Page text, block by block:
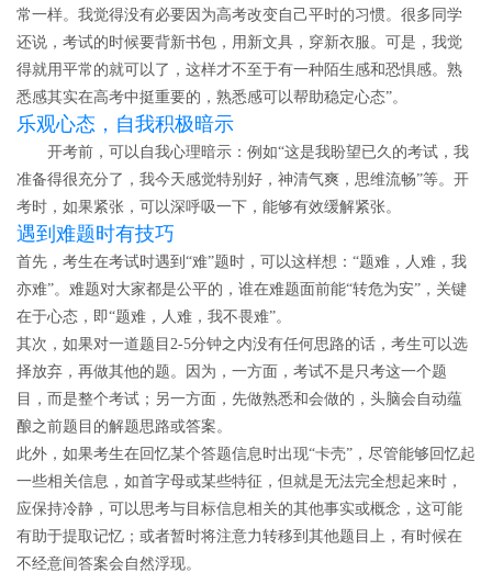
常一样。我觉得没有必要因为高考改变自己平时的习惯。很多同学
还说，考试的时候要背新书包，用新文具，穿新衣服。可是，我觉
得就用平常的就可以了，这样才不至于有一种陌生感和恐惧感。熟
悉感其实在高考中挺重要的，熟悉感可以帮助稳定心态”。
乐观心态，自我积极暗示
开考前，可以自我心理暗示：例如“这是我盼望已久的考试，我
准备得很充分了，我今天感觉特别好，神清气爽，思维流畅”等。开
考时，如果紧张，可以深呼吸一下，能够有效缓解紧张。
遇到难题时有技巧
首先，考生在考试时遇到“难”题时，可以这样想：“题难，人难，我
亦难”。难题对大家都是公平的，谁在难题面前能“转危为安”，关键
在于心态，即“题难，人难，我不畏难”。
其次，如果对一道题目2-5分钟之内没有任何思路的话，考生可以选
择放弃，再做其他的题。因为，一方面，考试不是只考这一个题
目，而是整个考试；另一方面，先做熟悉和会做的，头脑会自动蕴
酿之前题目的解题思路或答案。
此外，如果考生在回忆某个答题信息时出现“卡壳”，尽管能够回忆起
一些相关信息，如首字母或某些特征，但就是无法完全想起来时，
应保持冷静，可以思考与目标信息相关的其他事实或概念，这可能
有助于提取记忆；或者暂时将注意力转移到其他题目上，有时候在
不经意间答案会自然浮现。